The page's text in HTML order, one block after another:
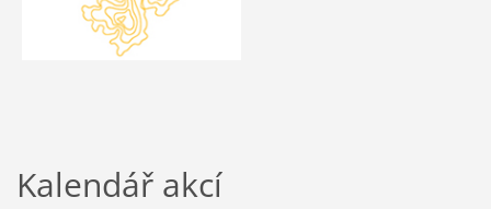
Kalendář akcí